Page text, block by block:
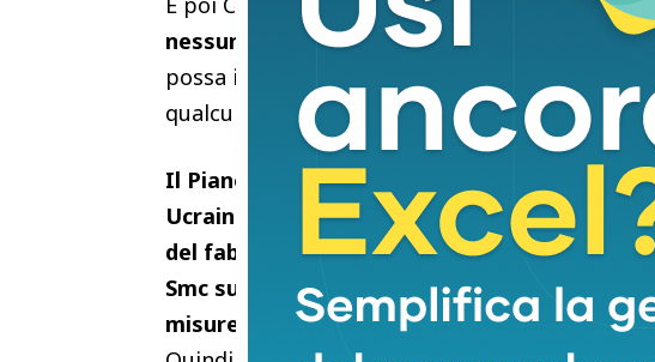
nessuno
. E’ la logica di un rappresentante di
possa imporre ad uno Stato qualcosa: si figuri
qualcuno
Il Piano varato perchè , si legge sempre in
Ucraina, tenuto conto dell’importante ruolo
del fabbisogno nazionale di gas naturale
Smc su 76 miliardi di Smc di gas
misure d’urgenza per garantire la sicurezza